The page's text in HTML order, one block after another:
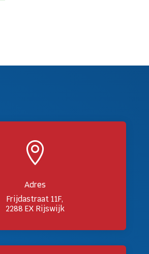

Adres
Frijdastraat 11F,
2288 EX Rijswijk